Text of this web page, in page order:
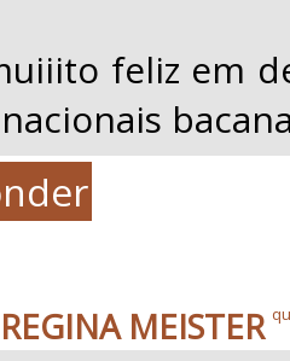
feliz em
MEISTER